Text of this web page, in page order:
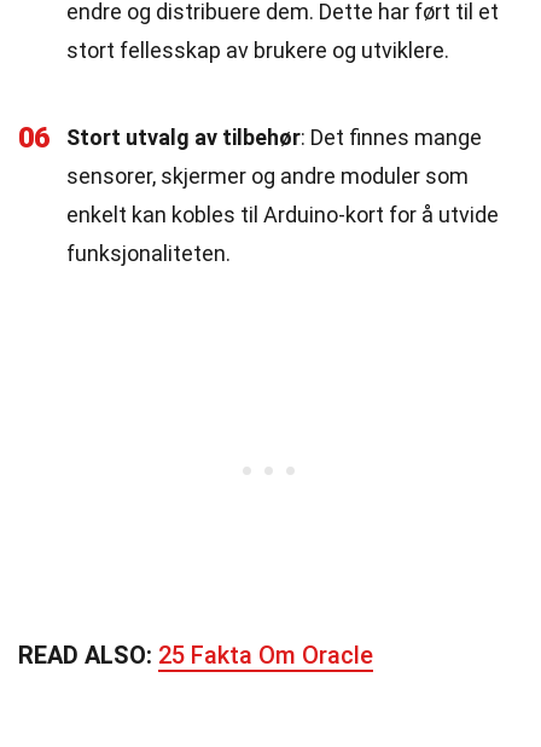
endre og distribuere dem. Dette har ført til et
stort fellesskap av brukere og utviklere.
06 Stort utvalg av tilbehør: Det finnes mange
sensorer, skjermer og andre moduler som
enkelt kan kobles til Arduino-kort for å utvide
funksjonaliteten.
READ ALSO: 25 Fakta Om Oracle